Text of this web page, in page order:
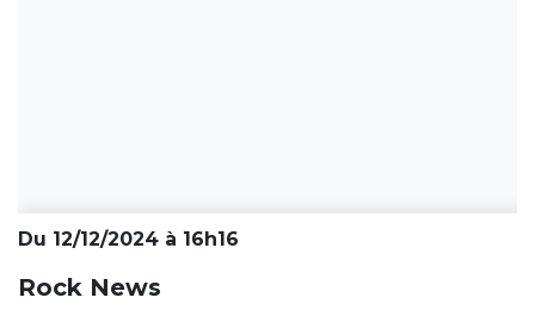
Du 12/12/2024 à 16h16
Rock News